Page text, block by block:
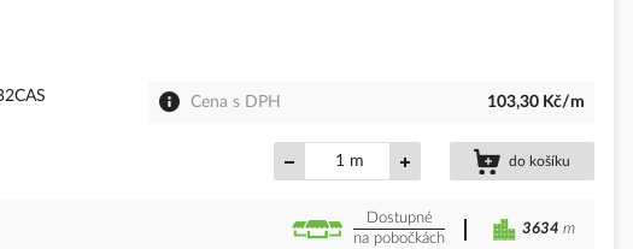
Cena s DPH 103,30 Kč/m
m do košíku
Dostupné
na pobočkách
3634 m